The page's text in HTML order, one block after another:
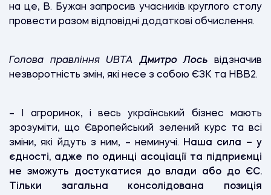
на це, В. Бужан запросив учасників круглого столу
провести разом відповідні додаткові обчислення.
Голова правління UBTA Дмитро Лось відзначив
незворотність змін, які несе з собою ЄЗК та НВВ2.
– І агроринок, і весь український бізнес мають
зрозуміти, що Європейський зелений курс та всі
зміни, які йдуть з ним, – неминучі.
Наша сила – у
єдності, адже по одинці асоціації та підприємці
не зможуть достукатися до влади або до ЄС.
Тільки загальна консолідована позиція